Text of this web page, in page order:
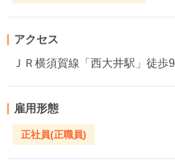
アクセス
ＪＲ横須賀線「西大井駅」徒歩
雇用形態
正社員(正職員)